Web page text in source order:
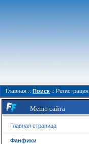
Главная :: Поиск :: Регистрация
Меню сайта
Главная страница
Фанфики